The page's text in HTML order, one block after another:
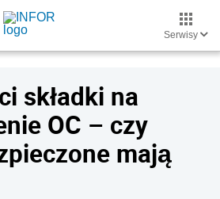
Serwisy
składki na
OC – czy
mają